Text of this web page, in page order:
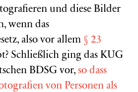
und diese Bilder
wenn das
also vor allem § 23
Schließlich ging das KUG
BDSG vor,so dass
von Personen als